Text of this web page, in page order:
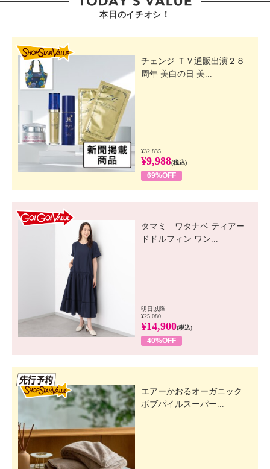
本日のイチオシ！
チェンジ ＴＶ通販出演２８
周年 美白の日 美...
¥32,835
¥9,988(税込)
69%OFF
タマミ ワタナベ ティアー
ドドルフィン ワン...
明日以降
¥25,080
¥14,900(税込)
40%OFF
エアーかおるオーガニック
ボブパイルスーパー...